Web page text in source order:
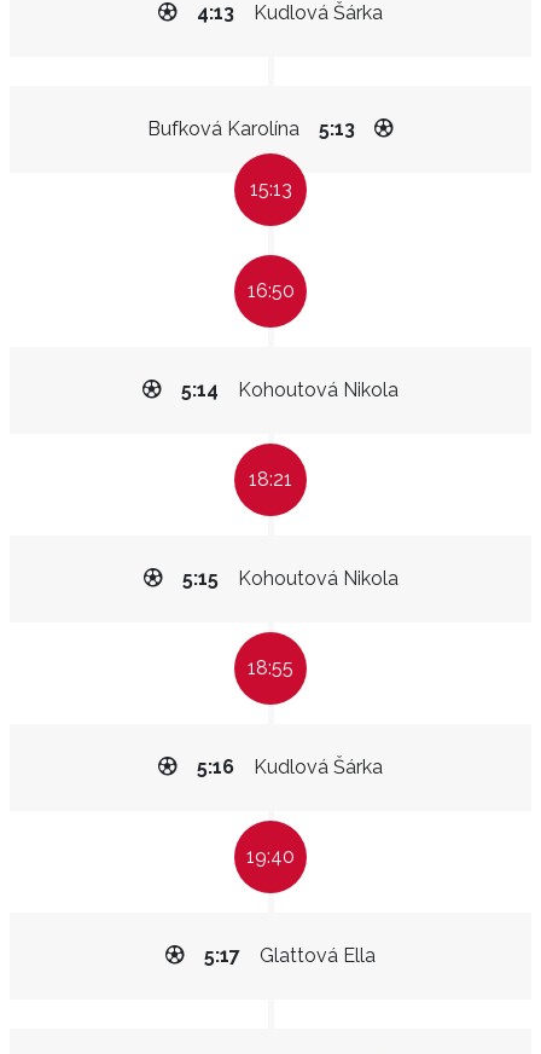
Kudlová Šárka
4:13
Bufková Karolína 5:13
15:13
16:50
Kohoutová Nikola
5:14
18:21
Kohoutová Nikola
5:15
18:55
Kudlová Šárka
5:16
19:40
Glattová Ella
5:17